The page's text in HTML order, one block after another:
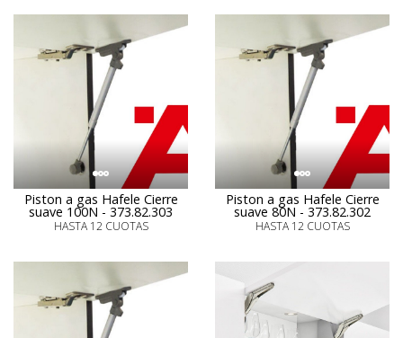
Piston a gas Hafele Cierre
suave 100N - 373.82.303
HASTA 12 CUOTAS
Piston a gas Hafele Cierre
suave 80N - 373.82.302
HASTA 12 CUOTAS